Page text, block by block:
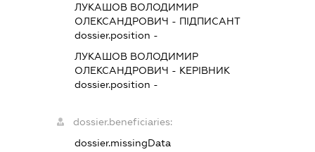
ЛУКАШОВ ВОЛОДИМИР
ОЛЕКСАНДРОВИЧ - ПІДПИСАНТ
dossier.position -
ЛУКАШОВ ВОЛОДИМИР
ОЛЕКСАНДРОВИЧ - КЕРІВНИК
dossier.position -
dossier.beneficiaries:
dossier.missingData